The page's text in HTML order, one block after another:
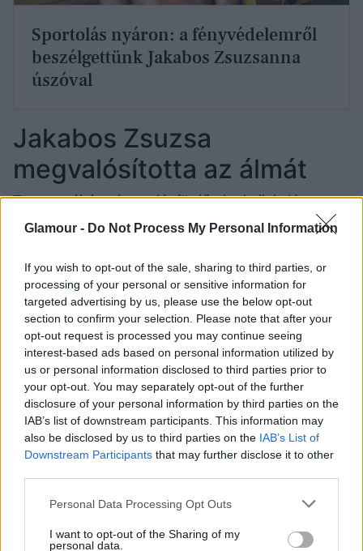
Glamour - Do Not Process My Personal Information
If you wish to opt-out of the sale, sharing to third parties, or
processing of your personal or sensitive information for
targeted advertising by us, please use the below opt-out
section to confirm your selection. Please note that after your
opt-out request is processed you may continue seeing
interest-based ads based on personal information utilized by
us or personal information disclosed to third parties prior to
your opt-out. You may separately opt-out of the further
disclosure of your personal information by third parties on the
IAB’s list of downstream participants. This information may
also be disclosed by us to third parties on the IAB’s List of
Downstream Participants that may further disclose it to other
Please note that this website/app uses one or more Google
not limited to your visit or usage behaviour. You may click to
Personal Data Processing Opt Outs
I want to opt-out of the Sharing of my
personal data.
Sportolás nyáron: a fényvédelemről
beszélgettünk Jakabos Zsuzsanna
úszóval
Jakabos Zsuzsa
megvalósította az álmát
Zsuzsa néhány éve saját fürdőruha-kollekciót
álmodott meg barátnőjével. Mivel imád fürdőruhát
viselni, számára ez a legkényelmesebb viselet, így
teljesen önazonos döntés volt belevágni a közös
projektbe. „Nagyon régóta terveztük Pancsa Amanda
barátnőmmel. A márkanév, a Zaumi – a
keresztnevünk betűiből – már jó ideje megvolt.
Pontosan tudtuk, hogy mit szeretnénk, de nagyon
nehéz volt megvalósítani, mert nem Kínából
rendeltünk több ezer darabot, hanem Győrben varrják
őket.”
Már el tud dolgokat
engedni
Huszonhárom éves kora óta rendszeresen felteszik
neki a kérdést, hogyan látja a sportkarrierje jövőjét.
„Sokáig zavart, ha megkérdezték, meddig csinálom